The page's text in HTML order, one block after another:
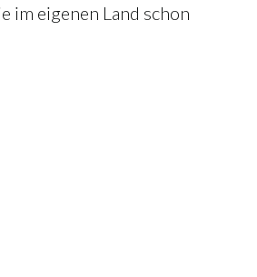
im eigenen Land schon